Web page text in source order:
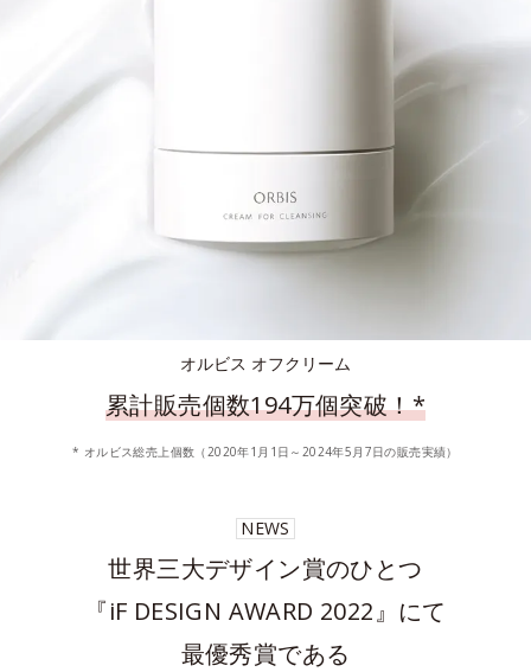
オルビス オフクリーム
累計販売個数194万個突破！*
* オルビス総売上個数（2020年1月1日～2024年5月7日の販売実績）
NEWS
世界三大デザイン賞のひとつ
『iF DESIGN AWARD 2022』にて
最優秀賞である